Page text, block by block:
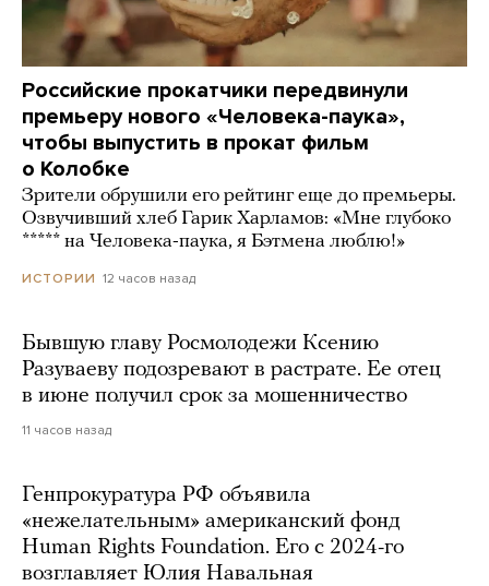
Российские прокатчики передвинули
премьеру нового «Человека-паука»,
чтобы выпустить в прокат фильм
о Колобке
Зрители обрушили его рейтинг еще до премьеры.
Озвучивший хлеб Гарик Харламов: «Мне глубоко
***** на Человека-паука, я Бэтмена люблю!»
ИСТОРИИ 12 часов назад
Бывшую главу Росмолодежи Ксению
Разуваеву подозревают в растрате. Ее отец
в июне получил срок за мошенничество
11 часов назад
Генпрокуратура РФ объявила
«нежелательным» американский фонд
Human Rights Foundation. Его с 2024-го
возглавляет Юлия Навальная